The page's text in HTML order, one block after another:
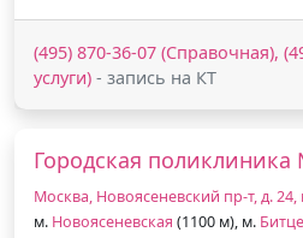
(495) 870-36-07 (Справочная),
услуги) - запись на КТ
Городская поликлиника
Москва, Новоясеневский пр-т, д. 24,
м. Новоясеневская (1100 м), м.